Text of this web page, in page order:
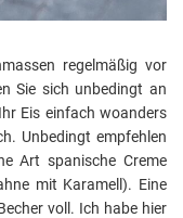
regelmäßig vor
Sie sich unbedingt an
Eis einfach woanders
Unbedingt empfehlen
Art spanische Creme
mit Karamell). Eine
voll. Ich habe hier